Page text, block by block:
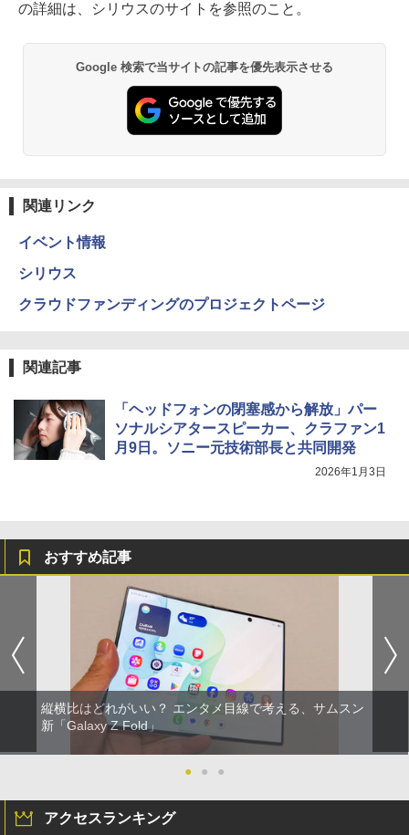
の詳細は、シリウスのサイトを参照のこと。
Google 検索で当サイトの記事を優先表示させる
関連リンク
イベント情報
シリウス
クラウドファンディングのプロジェクトページ
関連記事
「ヘッドフォンの閉塞感から解放」パー
ソナルシアタースピーカー、クラファン1
月9日。ソニー元技術部長と共同開発
2026年1月3日
おすすめ記事
縦横比はどれがいい？ エンタメ目線で考える、サムスン
新「Galaxy Z Fold」
● ● ●
アクセスランキング